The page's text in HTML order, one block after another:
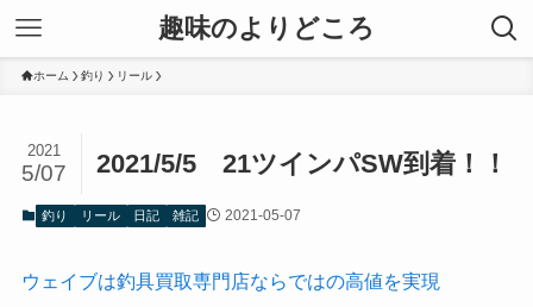
趣味のよりどころ
ホーム 釣り リール
2021/5/5 21ツインパSW到着！！
2021
5/07
釣り リール 日記 雑記 2021-05-07
ウェイブは釣具買取専門店ならではの高値を実現